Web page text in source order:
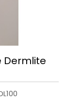
Dermlite